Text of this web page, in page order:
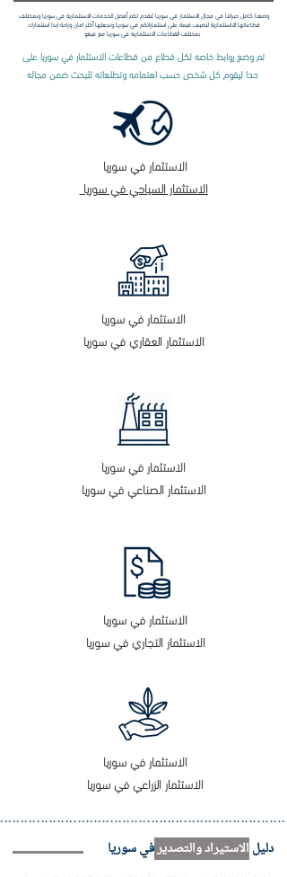
وضعنا كامل خبراتنا في مجال الاستثمار في سوريا لنقدم لكم أفضل الخدمات الاستثمارية في سوريا وبمختلف
قطاعاتها الااستثمارية لنضيف قيمة على استثماراتكم في سوريا ونجعلها أكثر امان وراحة ابدا استثمارك
بمختلف القطاعات الاستثمارية في سوريا مع فيغو
تم وضع روابط خاصه لكل قطاع من قطاعات الاستثمار في سوريا على
حدا ليقوم كل شخص حسب اهتمامه وتطلعاته للبحث ضمن مجاله
الاستثمار في سوريا
الاستثمار السياحي في سوريا
الاستثمار في سوريا
الاستثمار العقاري في سوريا
الاستثمار في سوريا
الاستثمار الصناعي في سوريا
الاستثمار في سوريا
الاستثمار التجاري في سوريا
الاستثمار في سوريا
الاستثمار الزراعي في سوريا
دليل الاستيراد والتصديرفي سوريا